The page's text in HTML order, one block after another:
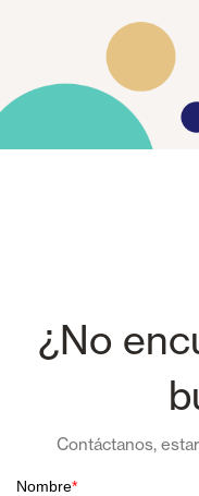
¿No
Contáctanos,